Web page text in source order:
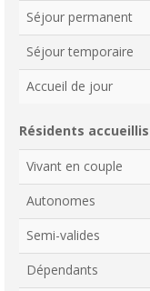
Séjour permanent
Séjour temporaire
Accueil de jour
Résidents
Vivant en couple
Autonomes
Semi-valides
Dépendants